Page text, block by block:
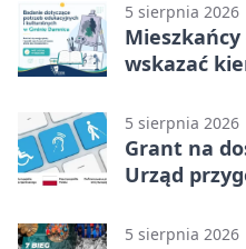
5 sierpnia 2026
wskazać
5 sierpnia 2026
Grant na
Urząd
5 sierpnia 2026